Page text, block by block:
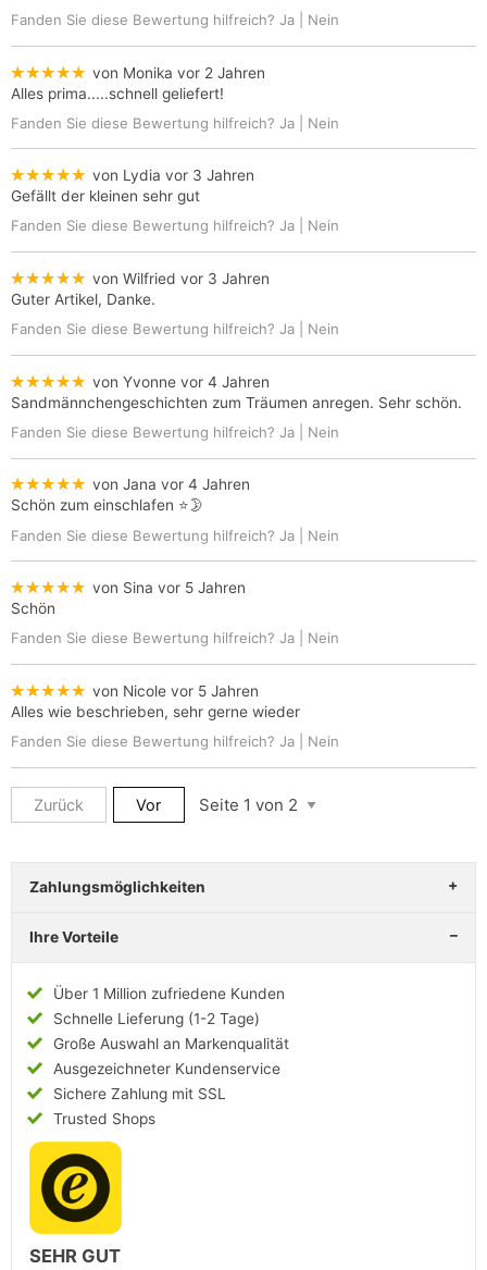
Fanden Sie diese Bewertung hilfreich? Ja Nein
★★★★★ von Monika vor 2 Jahren
Alles prima.....schnell geliefert!
Fanden Sie diese Bewertung hilfreich? Ja Nein
★★★★★ von Lydia vor 3 Jahren
Gefällt der kleinen sehr gut
Fanden Sie diese Bewertung hilfreich? Ja Nein
★★★★★ von Wilfried vor 3 Jahren
Guter Artikel, Danke.
Fanden Sie diese Bewertung hilfreich? Ja Nein
★★★★★ von Yvonne vor 4 Jahren
Sandmännchengeschichten zum Träumen anregen. Sehr schön.
Fanden Sie diese Bewertung hilfreich? Ja Nein
★★★★★ von Jana vor 4 Jahren
Schön zum einschlafen ⭐️🌛
Fanden Sie diese Bewertung hilfreich? Ja Nein
★★★★★ von Sina vor 5 Jahren
Schön
Fanden Sie diese Bewertung hilfreich? Ja Nein
★★★★★ von Nicole vor 5 Jahren
Alles wie beschrieben, sehr gerne wieder
Fanden Sie diese Bewertung hilfreich? Ja Nein
Zurück Vor
Zahlungsmöglichkeiten
Ihre Vorteile
Über 1 Million zufriedene Kunden
Schnelle Lieferung (1-2 Tage)
Große Auswahl an Markenqualität
Ausgezeichneter Kundenservice
Sichere Zahlung mit SSL
Trusted Shops
SEHR GUT